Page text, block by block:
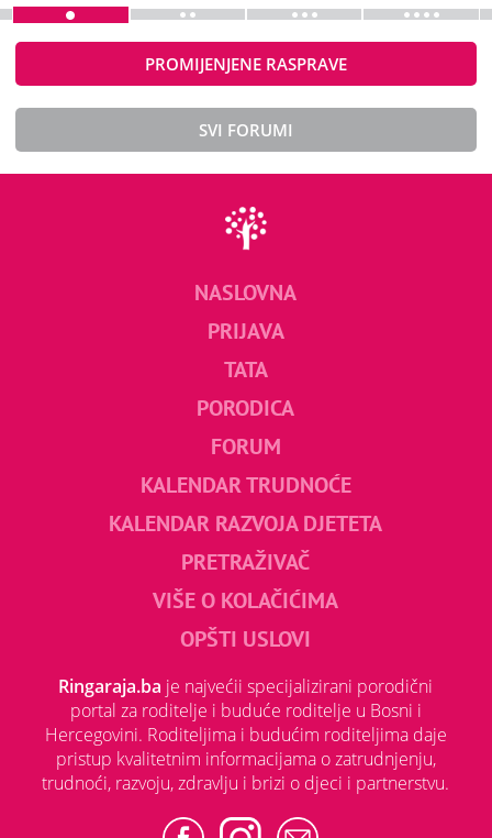
PROMIJENJENE RASPRAVE
SVI FORUMI
NASLOVNA
PRIJAVA
TATA
PORODICA
FORUM
KALENDAR TRUDNOĆE
KALENDAR RAZVOJA DJETETA
PRETRAŽIVAČ
VIŠE O KOLAČIĆIMA
OPŠTI USLOVI
Ringaraja.ba je najvećii specijalizirani porodični
portal za roditelje i buduće roditelje u Bosni i
Hercegovini. Roditeljima i budućim roditeljima daje
pristup kvalitetnim informacijama o zatrudnjenju,
trudnoći, razvoju, zdravlju i brizi o djeci i partnerstvu.